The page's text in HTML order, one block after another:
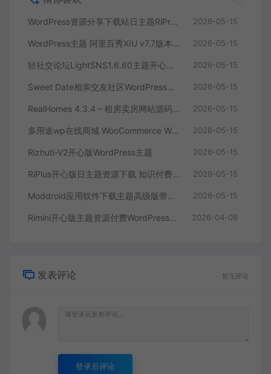
WordPress资源分享下载站日主题RiPro主题全站美化包-功能强大，支持后台集成，提升网站形象 2026-05-15
WordPress主题 阿里百秀XIU v7.7版本 – 简洁美观的多功能主题，完美适配PC和移动端网站 2026-05-15
轻社交论坛LightSNS1.6.60主题开心版WordPress主题 2026-05-15
Sweet Date相亲交友社区WordPress主题带商店博客匹配功能 2026-05-15
RealHomes 4.3.4 – 租房卖房网站源码 房地产销售官网WordPress 主题 2026-05-15
多用途wp在线商城 WooCommerce WordPress 主题 2026-05-15
Rizhuti-V2开心版WordPress主题 2026-05-15
RiPlus开心版日主题资源下载 知识付费资源 2026-05-15
Moddroid应用软件下载主题高级版带博客系统 9.5 2026-05-15
Rimini开心版主题资源付费WordPress主题下载 2026-04-08
发表评论 暂无评论
登录后评论